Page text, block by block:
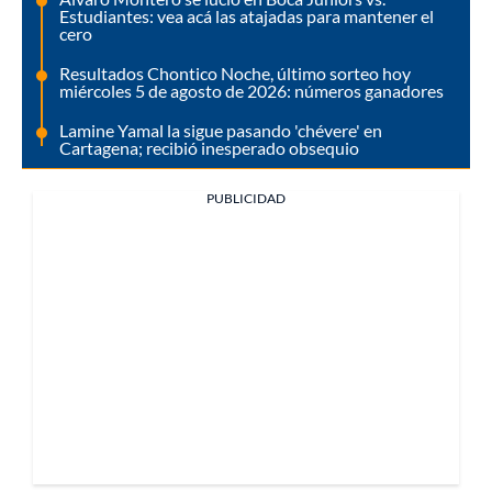
Estudiantes: vea acá las atajadas para mantener el
cero
Resultados Chontico Noche, último sorteo hoy
miércoles 5 de agosto de 2026: números ganadores
Lamine Yamal la sigue pasando 'chévere' en
Cartagena; recibió inesperado obsequio
PUBLICIDAD